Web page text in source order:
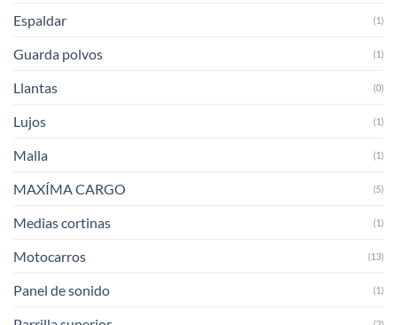
Espaldar (1)
Guarda polvos (1)
Llantas (0)
Lujos (1)
Malla (1)
MAXÍMA CARGO (5)
Medias cortinas (1)
Motocarros (13)
Panel de sonido (1)